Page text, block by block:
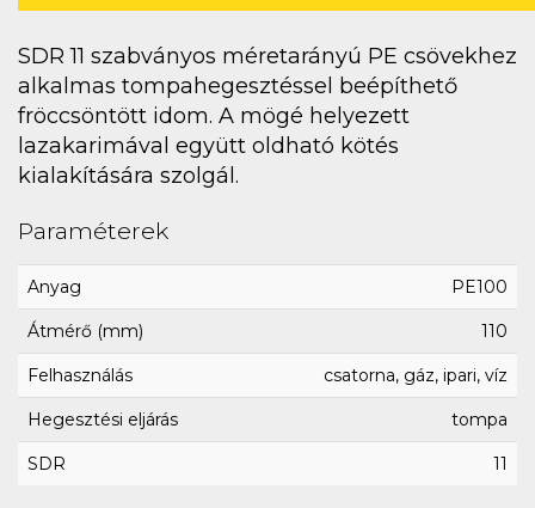
SDR 11 szabványos méretarányú PE csövekhez
alkalmas tompahegesztéssel beépíthető
fröccsöntött idom. A mögé helyezett
lazakarimával együtt oldható kötés
kialakítására szolgál.
Paraméterek
Anyag PE100
Átmérő (mm) 110
Felhasználás csatorna, gáz, ipari, víz
Hegesztési eljárás tompa
SDR 11